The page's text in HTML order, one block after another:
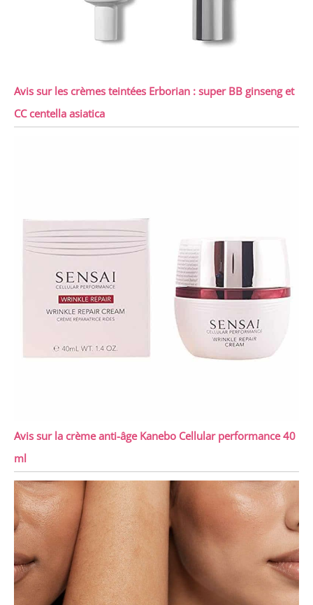
Avis sur les crèmes teintées Erborian : super BB ginseng et
CC centella asiatica
Avis sur la crème anti-âge Kanebo Cellular performance 40
ml